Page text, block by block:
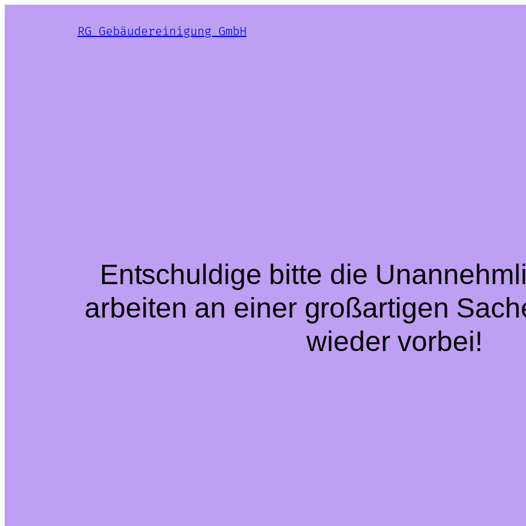
RG Gebäudereinigung GmbH
Entschuldige bitte die
arbeiten an einer großartigen
wieder vorbei!